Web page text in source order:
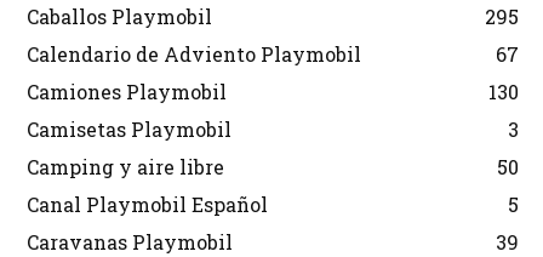
Caballos Playmobil
295
Calendario de Adviento Playmobil
67
Camiones Playmobil
130
Camisetas Playmobil
3
Camping y aire libre
50
Canal Playmobil Español
5
Caravanas Playmobil
39